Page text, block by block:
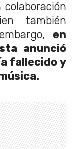
también
en
anunció
fallecido y